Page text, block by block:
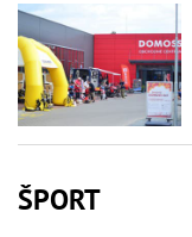
ŠPORT